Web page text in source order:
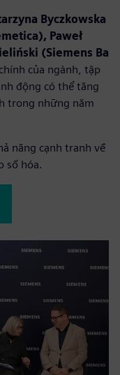
Byczkowska
Paweł
(Siemens Ba
của ngành, tập
động có thể tăng
trong những năm
năng cạnh tranh về
số hóa.